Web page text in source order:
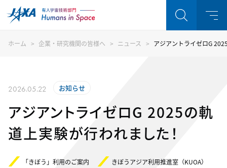
ホーム 企業・研究機関の皆様へ ニュース アジアントライゼロG
2026.05.22 お知らせ
アジアントライゼロG 2025の軌
道上実験が行われました！
「きぼう」利用のご案内 きぼうアジア利用推進室（KUOA）